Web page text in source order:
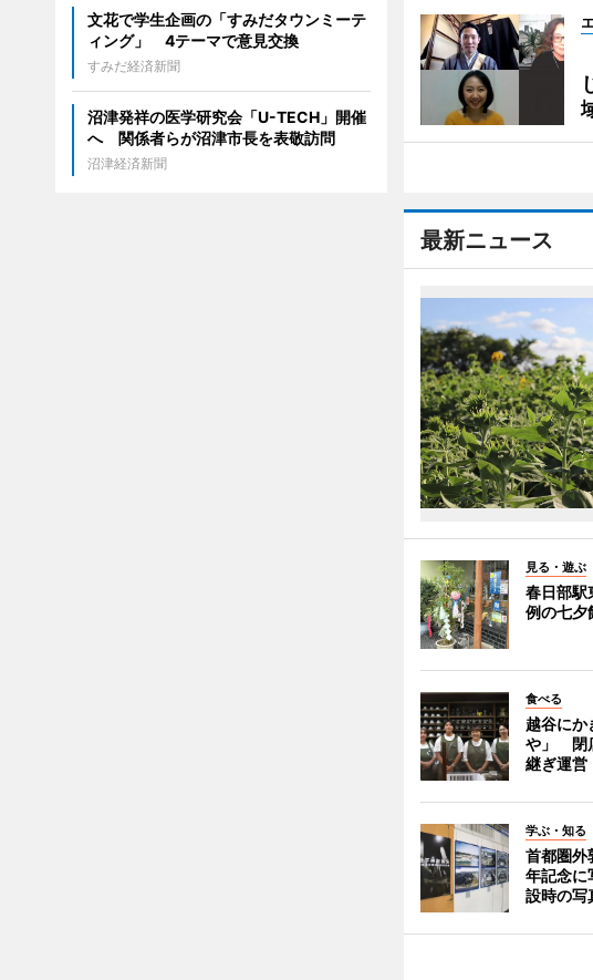
最新ニュース
見る・遊ぶ
春日部駅
例の七
食べる
越谷にか
や」 閉
継ぎ運営
学ぶ・知る
首都圏外
年記念
設時の写
文花で学生企画の「すみだタウンミーテ
ィング」 4テーマで意見交換
すみだ経済新聞
沼津発祥の医学研究会「U-TECH」開催
へ 関係者らが沼津市長を表敬訪問
沼津経済新聞